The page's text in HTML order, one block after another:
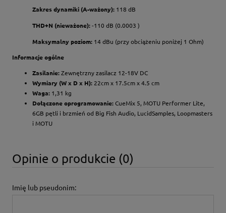
Zakres dynamiki (A-ważony): 118 dB
THD+N (nieważone):-110 dB (0.0003 )
Maksymalny poziom: 14 dBu (przy obciążeniu poniżej 1 Ohm)
Informacje ogólne
Zasilanie:Zewnętrzny zasilacz 12-18V DC
Wymiary (W x D x H): 22cm x 17.5cm x 4.5 cm
Waga: 1,31 kg
Dołączone oprogramowanie:CueMix 5, MOTU Performer Lite,
6GB pętli i brzmień od Big Fish Audio, LucidSamples, Loopmasters
i MOTU
Opinie o produkcie (0)
Imię lub pseudonim: